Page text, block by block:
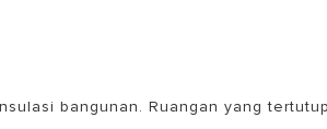
bangunan. Ruangan yang